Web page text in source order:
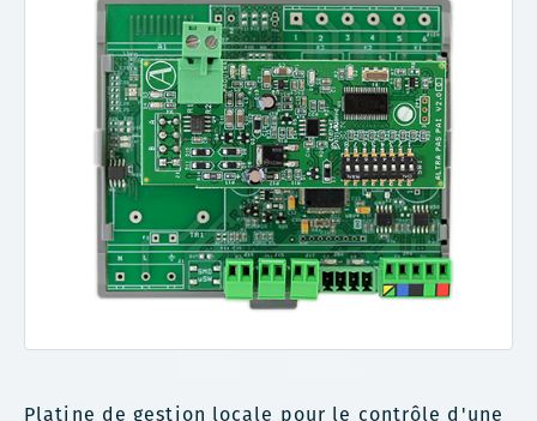
Platine de gestion locale pour le contrôle d'une